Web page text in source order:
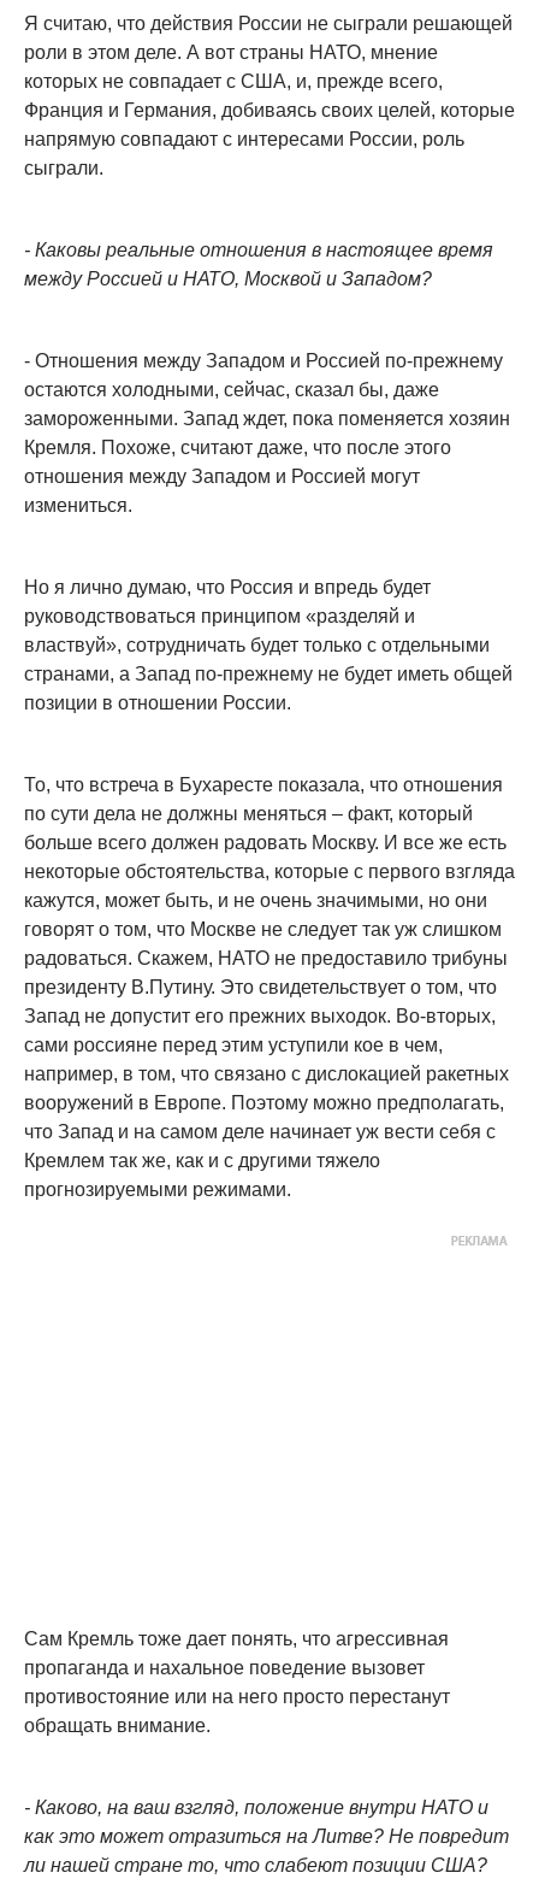
Я считаю, что действия России не сыграли решающей
роли в этом деле. А вот страны НАТО, мнение
которых не совпадает с США, и, прежде всего,
Франция и Германия, добиваясь своих целей, которые
напрямую совпадают с интересами России, роль
сыграли.
- Каковы реальные отношения в настоящее время
между Россией и НАТО, Москвой и Западом?
- Отношения между Западом и Россией по-прежнему
остаются холодными, сейчас, сказал бы, даже
замороженными. Запад ждет, пока поменяется хозяин
Кремля. Похоже, считают даже, что после этого
отношения между Западом и Россией могут
измениться.
Но я лично думаю, что Россия и впредь будет
руководствоваться принципом «разделяй и
властвуй», сотрудничать будет только с отдельными
странами, а Запад по-прежнему не будет иметь общей
позиции в отношении России.
То, что встреча в Бухаресте показала, что отношения
по сути дела не должны меняться – факт, который
больше всего должен радовать Москву. И все же есть
некоторые обстоятельства, которые с первого взгляда
кажутся, может быть, и не очень значимыми, но они
говорят о том, что Москве не следует так уж слишком
радоваться. Скажем, НАТО не предоставило трибуны
президенту В.Путину. Это свидетельствует о том, что
Запад не допустит его прежних выходок. Во-вторых,
сами россияне перед этим уступили кое в чем,
например, в том, что связано с дислокацией ракетных
вооружений в Европе. Поэтому можно предполагать,
что Запад и на самом деле начинает уж вести себя с
Кремлем так же, как и с другими тяжело
прогнозируемыми режимами.
Сам Кремль тоже дает понять, что агрессивная
пропаганда и нахальное поведение вызовет
противостояние или на него просто перестанут
обращать внимание.
- Каково, на ваш взгляд, положение внутри НАТО и
как это может отразиться на Литве? Не повредит
ли нашей стране то, что слабеют позиции США?